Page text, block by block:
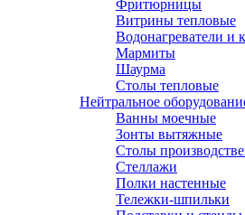
Фритюрницы
Витрины тепловые
Водонагреватели и
Мармиты
Шаурма
Столы тепловые
Нейтральное
Ванны моечные
Зонты вытяжные
Столы
Стеллажи
Полки настенные
Тележки-шпильки